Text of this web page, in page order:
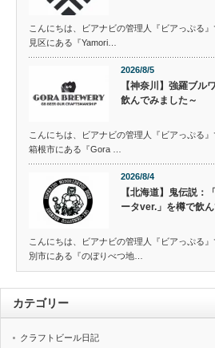
こんにちは、ビアナビの管理人『ビアっぷる
見区にある『Yamori…
2026/8/5
【神奈川】強羅ブル
飲んでみました～
こんにちは、ビアナビの管理人『ビアっぷる
箱根市にある『Gora …
2026/8/4
【北海道】鬼伝説：
ータver.」を樽で飲
こんにちは、ビアナビの管理人『ビアっぷる
別市にある『のぼりべつ地…
カテゴリー
クラフトビール日記